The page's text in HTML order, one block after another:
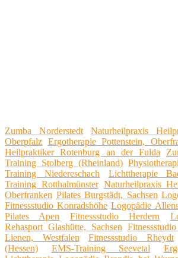
Zumba Norderstedt
Naturheilpraxis
Oberpfalz Ergotherapie Pottenstein,
Heilpraktiker Rotenburg an der Fulda
Training Stolberg (Rheinland)
Training Niedereschach
Lichttherapie
Training Rotthalmünster Naturheilpraxis
Oberfranken Pilates Burgstädt, Sachsen
Fitnessstudio Konradshöhe Logopädie
Pilates Apen
Fitnessstudio Herdern
Rehasport Glashütte, Sachsen
Lienen, Westfalen
Fitnessstudio Rheydt
(Hessen)
EMS-Training Seevetal